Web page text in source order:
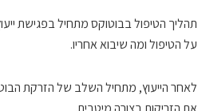
תהליך הטיפול בבוטוקס מתחיל בפגישת
על הטיפול ומה שיבוא אחריו.
לאחר הייעוץ, מתחיל השלב של הזרקת